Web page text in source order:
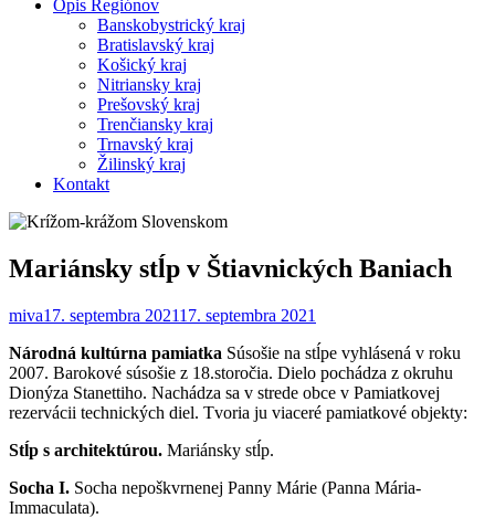
Opis Regiónov
Banskobystrický kraj
Bratislavský kraj
Košický kraj
Nitriansky kraj
Prešovský kraj
Trenčiansky kraj
Trnavský kraj
Žilinský kraj
Kontakt
Mariánsky stĺp v Štiavnických Baniach
miva17. septembra 202117. septembra 2021
Národná kultúrna pamiatka Súsošie na stĺpe vyhlásená v roku
2007. Barokové súsošie z 18.storočia. Dielo pochádza z okruhu
Dionýza Stanettiho. Nachádza sa v strede obce v Pamiatkovej
rezervácii technických diel. Tvoria ju viaceré pamiatkové objekty:
Stĺp s architektúrou. Mariánsky stĺp.
Socha I. Socha nepoškvrnenej Panny Márie (Panna Mária-
Immaculata).